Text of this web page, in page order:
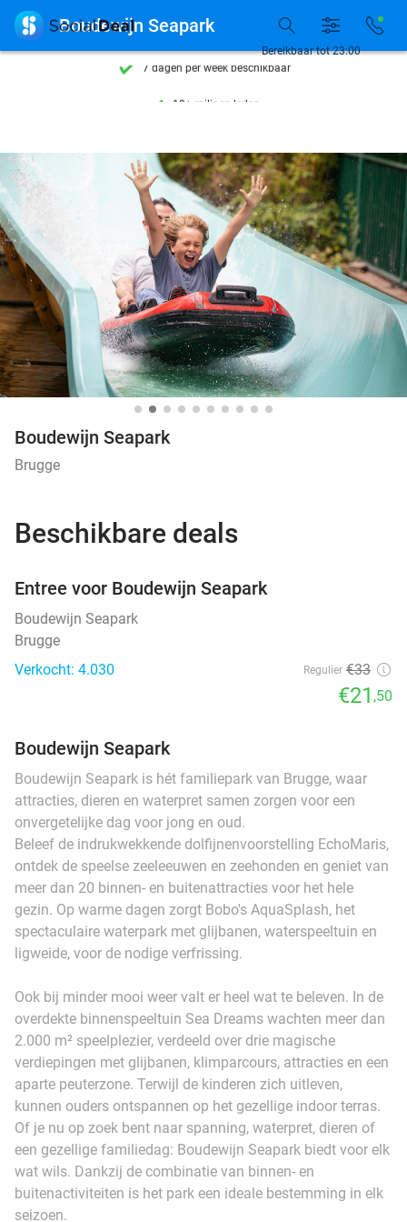
7 dagen per week beschikbaar
7 dagen per week beschikbaar
10+ miljoen leden
Bereikbaar tot 23:00
 Boudewijn Seapark
Boudewijn Seapark
Brugge
Beschikbare deals
Entree voor Boudewijn Seapark
Boudewijn Seapark
Brugge
Verkocht: 4.030
Regulier €33
€21 ,50
Boudewijn Seapark
Boudewijn Seapark is hét familiepark van Brugge, waar
attracties, dieren en waterpret samen zorgen voor een
onvergetelijke dag voor jong en oud.
Beleef de indrukwekkende dolfijnenvoorstelling EchoMaris,
ontdek de speelse zeeleeuwen en zeehonden en geniet van
meer dan 20 binnen- en buitenattracties voor het hele
gezin. Op warme dagen zorgt Bobo's AquaSplash, het
spectaculaire waterpark met glijbanen, waterspeeltuin en
ligweide, voor de nodige verfrissing.
Ook bij minder mooi weer valt er heel wat te beleven. In de
overdekte binnenspeeltuin Sea Dreams wachten meer dan
2.000 m² speelplezier, verdeeld over drie magische
verdiepingen met glijbanen, klimparcours, attracties en een
aparte peuterzone. Terwijl de kinderen zich uitleven,
kunnen ouders ontspannen op het gezellige indoor terras.
Of je nu op zoek bent naar spanning, waterpret, dieren of
een gezellige familiedag: Boudewijn Seapark biedt voor elk
wat wils. Dankzij de combinatie van binnen- en
buitenactiviteiten is het park een ideale bestemming in elk
seizoen.